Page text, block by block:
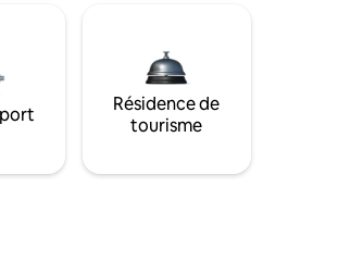
Résidence de
tourisme